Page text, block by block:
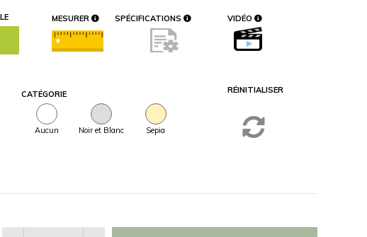
MESURER SPÉCIFICATIONS VIDÉO
CATÉGORIE
Aucun Noir et Blanc Sepia
RÉINITIALISER